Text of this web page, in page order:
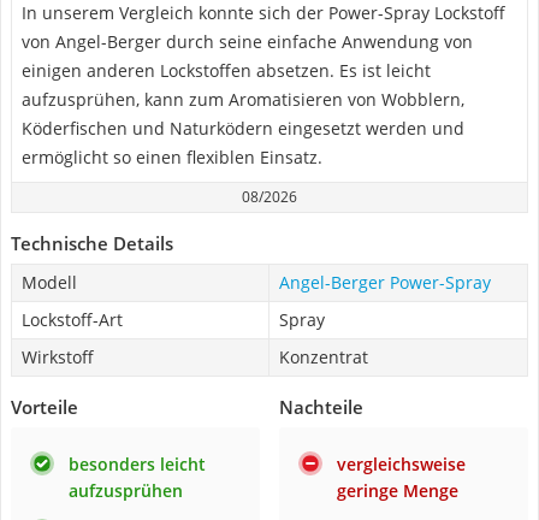
In unserem Vergleich konnte sich der Power-Spray Lockstoff
von Angel-Berger durch seine einfache Anwendung von
einigen anderen Lockstoffen absetzen. Es ist leicht
aufzusprühen, kann zum Aromatisieren von Wobblern,
Köderfischen und Naturködern eingesetzt werden und
ermöglicht so einen flexiblen Einsatz.
08/2026
Technische Details
Modell
Angel-Berger Power-Spray
Lockstoff-Art
Spray
Wirkstoff
Konzentrat
Vorteile
besonders leicht
aufzusprühen
Nachteile
vergleichsweise
geringe Menge